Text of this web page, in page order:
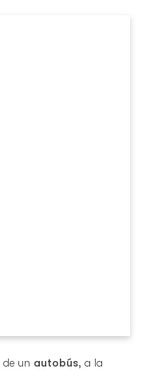
de un autobús, a la